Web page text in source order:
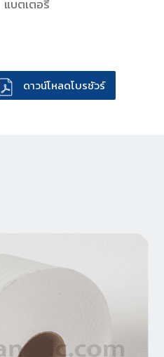
แบตเตอรี่
ดาวน์โหลดโบรชัวร์